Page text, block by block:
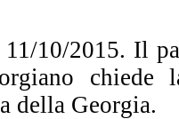
10/2015. Il
chiede
della Georgia.